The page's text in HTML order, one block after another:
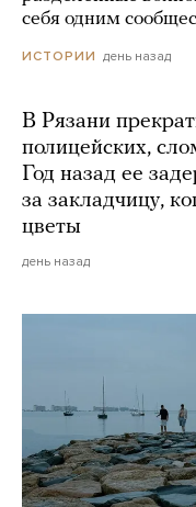
себя одним
ИСТОРИИ день назад
В Рязани
полицейских,
Год назад ее
за закладчицу,
цветы
день назад